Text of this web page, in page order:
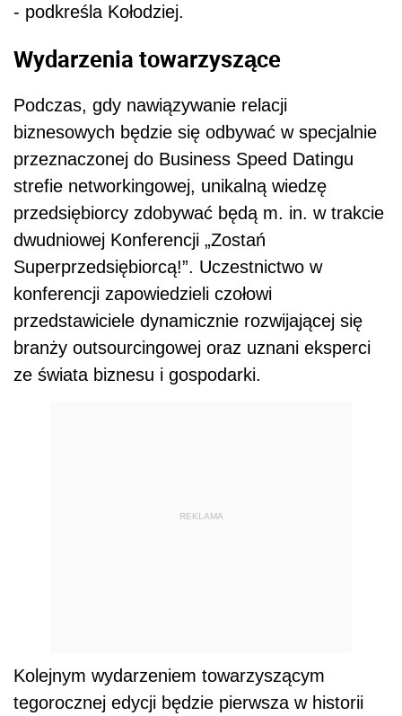
- podkreśla Kołodziej.
Wydarzenia towarzyszące
Podczas, gdy nawiązywanie relacji
biznesowych będzie się odbywać w specjalnie
przeznaczonej do Business Speed Datingu
strefie networkingowej, unikalną wiedzę
przedsiębiorcy zdobywać będą m. in. w trakcie
dwudniowej Konferencji „Zostań
Superprzedsiębiorcą!”. Uczestnictwo w
konferencji zapowiedzieli czołowi
przedstawiciele dynamicznie rozwijającej się
branży outsourcingowej oraz uznani eksperci
ze świata biznesu i gospodarki.
REKLAMA
Kolejnym wydarzeniem towarzyszącym
tegorocznej edycji będzie pierwsza w historii